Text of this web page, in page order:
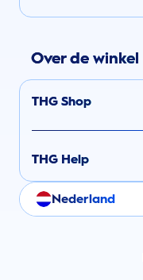
Over de winkel
THG Shop
THG Help
Nederland